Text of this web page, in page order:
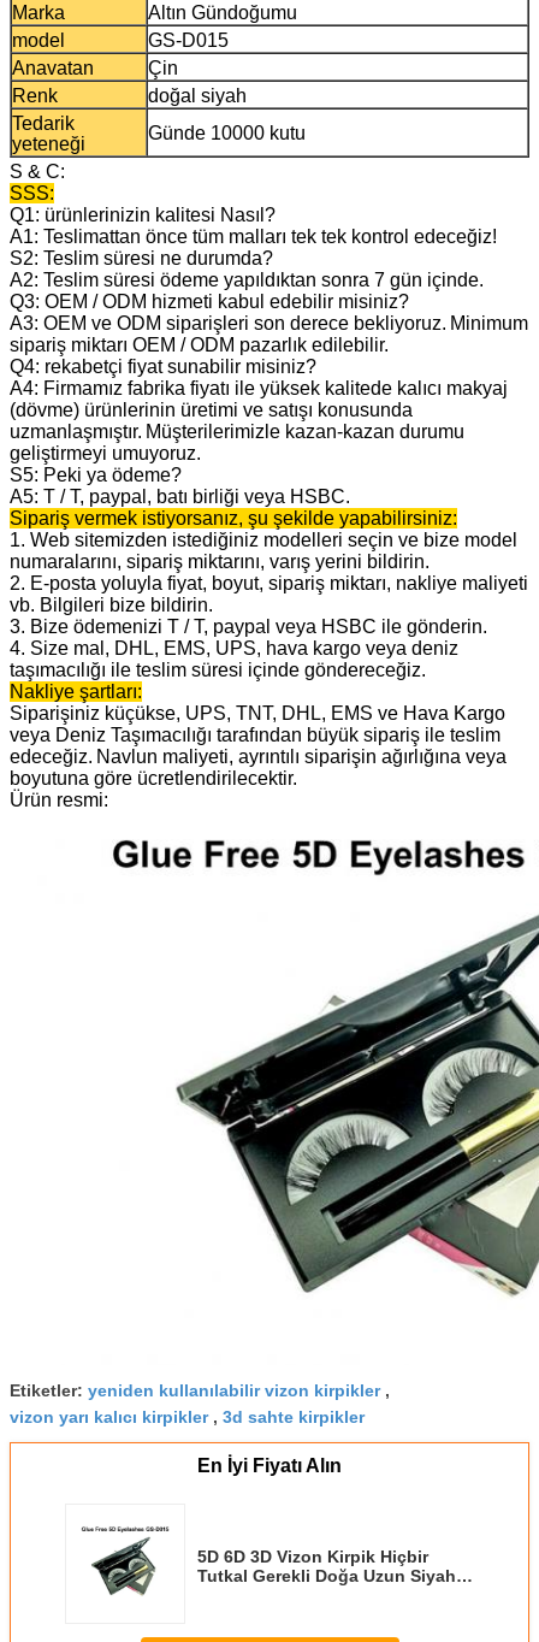
Marka
Altın Gündoğumu
model
GS-D015
Anavatan
Çin
Renk
doğal siyah
Tedarik
yeteneği
Günde 10000 kutu
S & C:
SSS:
Q1: ürünlerinizin kalitesi Nasıl?
A1: Teslimattan önce tüm malları tek tek kontrol edeceğiz!
S2: Teslim süresi ne durumda?
A2: Teslim süresi ödeme yapıldıktan sonra 7 gün içinde.
Q3: OEM / ODM hizmeti kabul edebilir misiniz?
A3: OEM ve ODM siparişleri son derece bekliyoruz. Minimum
sipariş miktarı OEM / ODM pazarlık edilebilir.
Q4: rekabetçi fiyat sunabilir misiniz?
A4: Firmamız fabrika fiyatı ile yüksek kalitede kalıcı makyaj
(dövme) ürünlerinin üretimi ve satışı konusunda
uzmanlaşmıştır. Müşterilerimizle kazan-kazan durumu
geliştirmeyi umuyoruz.
S5: Peki ya ödeme?
A5: T / T, paypal, batı birliği veya HSBC.
Sipariş vermek istiyorsanız, şu şekilde yapabilirsiniz:
1. Web sitemizden istediğiniz modelleri seçin ve bize model
numaralarını, sipariş miktarını, varış yerini bildirin.
2. E-posta yoluyla fiyat, boyut, sipariş miktarı, nakliye maliyeti
vb. Bilgileri bize bildirin.
3. Bize ödemenizi T / T, paypal veya HSBC ile gönderin.
4. Size mal, DHL, EMS, UPS, hava kargo veya deniz
taşımacılığı ile teslim süresi içinde göndereceğiz.
Nakliye şartları:
Siparişiniz küçükse, UPS, TNT, DHL, EMS ve Hava Kargo
veya Deniz Taşımacılığı tarafından büyük sipariş ile teslim
edeceğiz. Navlun maliyeti, ayrıntılı siparişin ağırlığına veya
boyutuna göre ücretlendirilecektir.
Ürün resmi:
Etiketler: yeniden kullanılabilir vizon kirpikler,
vizon yarı kalıcı kirpikler, 3d sahte kirpikler
En İyi Fiyatı Alın
5D 6D 3D Vizon Kirpik Hiçbir
Tutkal Gerekli Doğa Uzun Siyah